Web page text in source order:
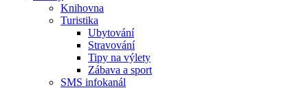
Knihovna
Turistika
Ubytování
Stravování
Tipy na výlety
Zábava a sport
SMS infokanál